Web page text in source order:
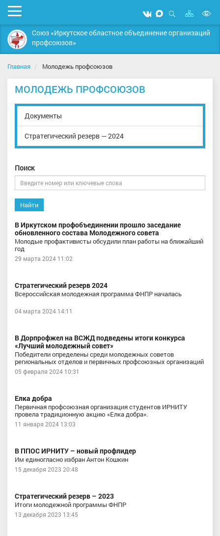
Мобильное
меню
Мы
вконтакте
Мы
в
MAX
Открыть
поиск
Карта
сайта
Союз «Иркутское областное объединение организаций
профсоюзов»
Главная Молодежь профсоюзов
МОЛОДЕЖЬ ПРОФСОЮЗОВ
Документы
Стратегический резерв — 2024
Поиск
Найти
В Иркутском профобъединении прошло заседание
обновленного состава Молодежного совета
Молодые профактивисты обсудили план работы на ближайший
год
29 марта 2024 11:02
Стратегический резерв 2024
Всероссийская молодежная программа ФНПР началась
04 марта 2024 14:11
В Дорпрофжел на ВСЖД подведены итоги конкурса
«Лучший молодежный совет»
Победители определены среди молодежных советов
региональных отделов и первичных профсоюзных организаций
05 февраля 2024 10:31
Елка добра
Первичная профсоюзная организация студентов ИРНИТУ
провела традиционную акцию «Елка добра».
11 января 2024 13:03
В ППОС ИРНИТУ – новый профлидер
Им единогласно избран Антон Кошкин
15 декабря 2023 20:48
Стратегический резерв – 2023
Итоги молодежной программы ФНПР
13 декабря 2023 13:45